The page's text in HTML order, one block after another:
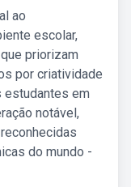
ao
escolar,
priorizam
por criatividade
estudantes em
notável,
do mundo -